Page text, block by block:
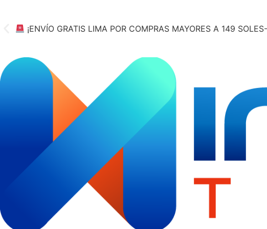
¡ENVÍO GRATIS LIMA POR COMPRAS MAYORES A 149